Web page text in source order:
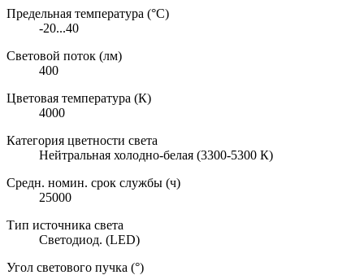
Предельная температура (°C)
-20...40
Световой поток (лм)
400
Цветовая температура (К)
4000
Категория цветности света
Нейтральная холодно-белая (3300-5300 К)
Средн. номин. срок службы (ч)
25000
Тип источника света
Светодиод. (LED)
Угол светового пучка (°)